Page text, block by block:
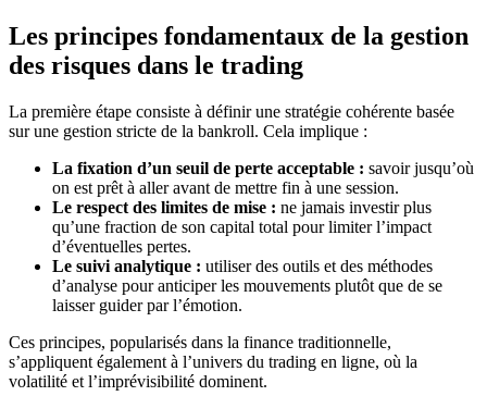
Les principes fondamentaux de la gestion
des risques dans le trading
La première étape consiste à définir une stratégie cohérente basée
sur une gestion stricte de la bankroll. Cela implique :
La fixation d’un seuil de perte acceptable : savoir jusqu’où
on est prêt à aller avant de mettre fin à une session.
Le respect des limites de mise : ne jamais investir plus
qu’une fraction de son capital total pour limiter l’impact
d’éventuelles pertes.
Le suivi analytique : utiliser des outils et des méthodes
d’analyse pour anticiper les mouvements plutôt que de se
laisser guider par l’émotion.
Ces principes, popularisés dans la finance traditionnelle,
s’appliquent également à l’univers du trading en ligne, où la
volatilité et l’imprévisibilité dominent.